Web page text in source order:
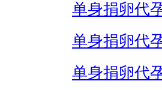
单身捐卵代
单身捐卵代
单身捐卵代